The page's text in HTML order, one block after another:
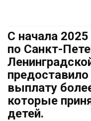
С начала
по Санкт-
выплату
которые
детей.